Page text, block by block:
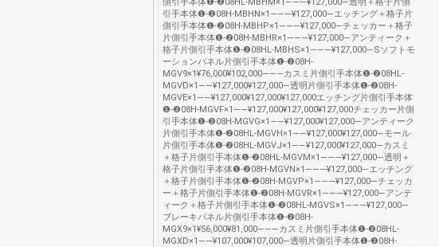
引手本体❶-❷08H-MBHN×1―――¥127,000―エッチング＋格子片
側引手本体❶-❷08H-MBHP×1―――¥127,000―チェッカー＋格子
片側引手本体❶-❷08H-MBHR×1―――¥127,000―アンティーク＋
格子片側引手本体❶-❷08HL-MBHS×1―――¥127,000―Sソフトモ
ーションパネル片側引手本体❶-❷08H-
MGV9×1¥76,000¥102,000―――カスミ片側引手本体❶-❷08HL-
MGVD×1――¥127,000¥127,000―透明片側引手本体❶-❷08H-
MGVE×1――¥127,000¥127,000¥127,000エッチング片側引手本体
❶-❷08H-MGVF×1――¥127,000¥127,000¥127,000チェッカー片側
引手本体❶-❷08H-MGVG×1――¥127,000¥127,000―アンティーク
片側引手本体❶-❷08HL-MGVH×1――¥127,000¥127,000―モール
片側引手本体❶-❷08HL-MGVJ×1――¥127,000¥127,000―カスミ
＋格子片側引手本体❶-❷08HL-MGVM×1―――¥127,000―透明＋
格子片側引手本体❶-❷08H-MGVN×1―――¥127,000―エッチング
＋格子片側引手本体❶-❷08H-MGVP×1―――¥127,000―チェッカ
ー＋格子片側引手本体❶-❷08H-MGVR×1―――¥127,000―アンテ
ィーク＋格子片側引手本体❶-❷08HL-MGVS×1―――¥127,000―
ブレーキパネル片側引手本体❶-❷08H-
MGX9×1¥56,000¥81,000―――カスミ片側引手本体❶-❷08HL-
MGXD×1――¥107,000¥107,000―透明片側引手本体❶-❷08H-